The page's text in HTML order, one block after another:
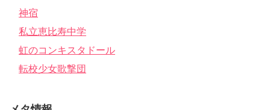
神宿
私立恵比寿中学
虹のコンキスタドール
転校少女歌撃団